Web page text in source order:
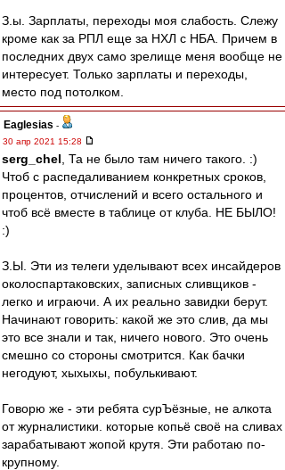
З.ы. Зарплаты, переходы моя слабость. Слежу
кроме как за РПЛ еще за НХЛ с НБА. Причем в
последних двух само зрелище меня вообще не
интересует. Только зарплаты и переходы,
место под потолком.
Eaglesias -
30 апр 2021 15:28
serg_chel , Та не было там ничего такого. :)
Чтоб с распедаливанием конкретных сроков,
процентов, отчислений и всего остального и
чтоб всё вместе в таблице от клуба. НЕ БЫЛО!
:)
З.Ы. Эти из телеги уделывают всех инсайдеров
околоспартаковских, записных сливщиков -
легко и играючи. А их реально завидки берут.
Начинают говорить: какой же это слив, да мы
это все знали и так, ничего нового. Это очень
смешно со стороны смотрится. Как бачки
негодуют, хыхыхы, побулькивают.
Говорю же - эти ребята сурЪёзные, не алкота
от журналистики. которые копьё своё на сливах
зарабатывают жопой крутя. Эти работаю по-
крупному.